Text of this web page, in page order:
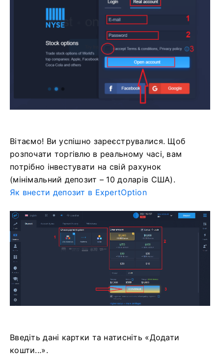
Вітаємо! Ви успішно зареєструвалися. Щоб
розпочати торгівлю в реальному часі, вам
потрібно інвестувати на свій рахунок
(мінімальний депозит – 10 доларів США).
Як внести депозит в ExpertOption
Введіть дані картки та натисніть «Додати
кошти...».